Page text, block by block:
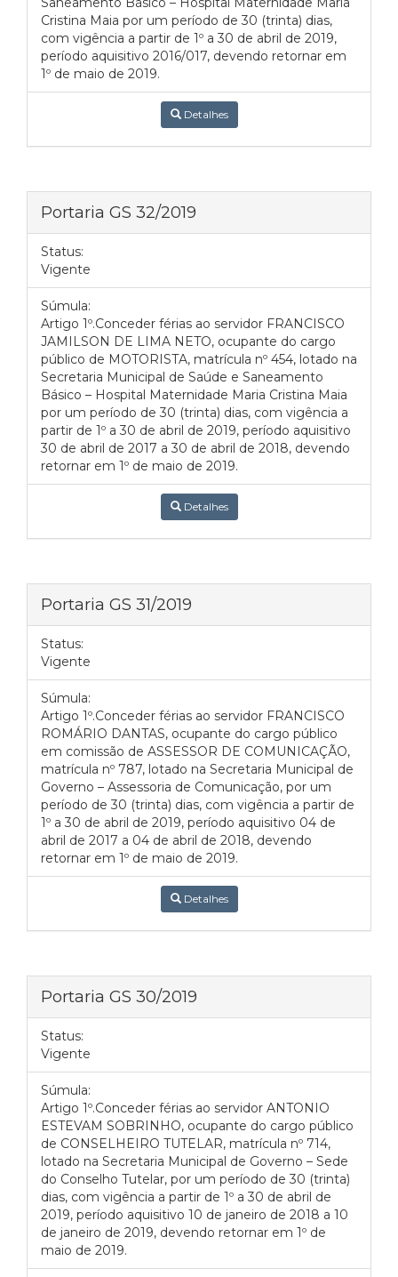
Cristina Maia por um período de 30 (trinta) dias,
com vigência a partir de 1º a 30 de abril de 2019,
período aquisitivo 2016/017, devendo retornar em
1º de maio de 2019.
Detalhes
Portaria GS 32/2019
Status:
Vigente
Súmula:
Artigo 1º.Conceder férias ao servidor FRANCISCO
JAMILSON DE LIMA NETO, ocupante do cargo
público de MOTORISTA, matrícula nº 454, lotado na
Secretaria Municipal de Saúde e Saneamento
Básico – Hospital Maternidade Maria Cristina Maia
por um período de 30 (trinta) dias, com vigência a
partir de 1º a 30 de abril de 2019, período aquisitivo
30 de abril de 2017 a 30 de abril de 2018, devendo
retornar em 1º de maio de 2019.
Detalhes
Portaria GS 31/2019
Status:
Vigente
Súmula:
Artigo 1º.Conceder férias ao servidor FRANCISCO
ROMÁRIO DANTAS, ocupante do cargo público
em comissão de ASSESSOR DE COMUNICAÇÃO,
matrícula nº 787, lotado na Secretaria Municipal de
Governo – Assessoria de Comunicação, por um
período de 30 (trinta) dias, com vigência a partir de
1º a 30 de abril de 2019, período aquisitivo 04 de
abril de 2017 a 04 de abril de 2018, devendo
retornar em 1º de maio de 2019.
Detalhes
Portaria GS 30/2019
Status:
Vigente
Súmula:
Artigo 1º.Conceder férias ao servidor ANTONIO
ESTEVAM SOBRINHO, ocupante do cargo público
de CONSELHEIRO TUTELAR, matrícula nº 714,
lotado na Secretaria Municipal de Governo – Sede
do Conselho Tutelar, por um período de 30 (trinta)
dias, com vigência a partir de 1º a 30 de abril de
2019, período aquisitivo 10 de janeiro de 2018 a 10
de janeiro de 2019, devendo retornar em 1º de
maio de 2019.